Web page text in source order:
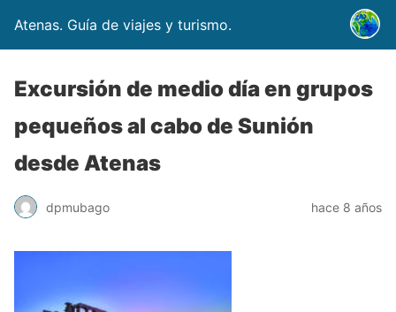
Atenas. Guía de viajes y turismo.
Excursión de medio día en grupos
pequeños al cabo de Sunión
desde Atenas
dpmubago hace 8 años